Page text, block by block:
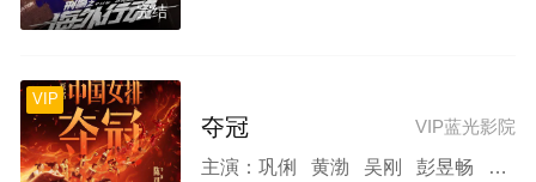
完结
VIP
VIP蓝光影院
夺冠
主演： 巩俐 黄渤 吴刚 彭昱畅 白浪